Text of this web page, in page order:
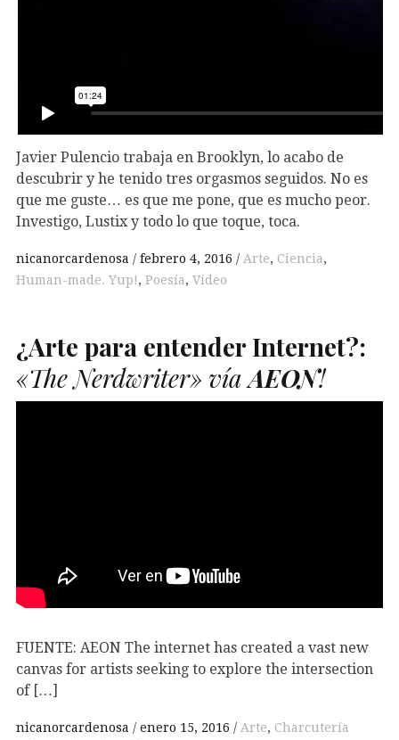
Javier Pulencio trabaja en Brooklyn, lo acabo de
descubrir y he tenido tres orgasmos seguidos. No es
que me guste… es que me pone, que es mucho peor.
Investigo, Lustix y todo lo que toque, toca.
nicanorcardenosa febrero 4, 2016 Arte, Ciencia,
Human-made. Yup!, Poesía, Vídeo
¿Arte para entender Internet?:
«The Nerdwriter» víaAEON!
FUENTE: AEON The internet has created a vast new
canvas for artists seeking to explore the intersection
of […]
nicanorcardenosa enero 15, 2016 Arte, Charcutería